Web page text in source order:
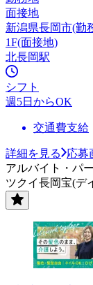
面接地
新潟県長岡市(勤
1F(面接地)
北長岡駅
シフト
週5日からOK
交通費支給
詳細を見る
応募
アルバイト・パ
ツクイ長岡宝(デ